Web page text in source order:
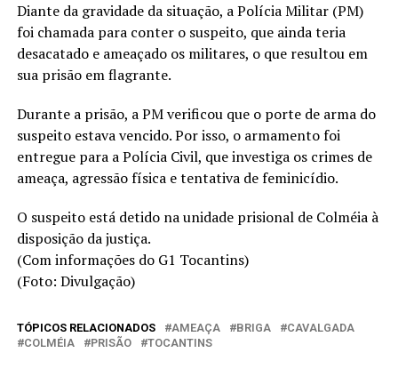
Diante da gravidade da situação, a Polícia Militar (PM)
foi chamada para conter o suspeito, que ainda teria
desacatado e ameaçado os militares, o que resultou em
sua prisão em flagrante.
Durante a prisão, a PM verificou que o porte de arma do
suspeito estava vencido. Por isso, o armamento foi
entregue para a Polícia Civil, que investiga os crimes de
ameaça, agressão física e tentativa de feminicídio.
O suspeito está detido na unidade prisional de Colméia à
disposição da justiça.
(Com informações do G1 Tocantins)
(Foto: Divulgação)
TÓPICOS RELACIONADOS AMEAÇA BRIGA
CAVALGADA
COLMÉIA
PRISÃO TOCANTINS